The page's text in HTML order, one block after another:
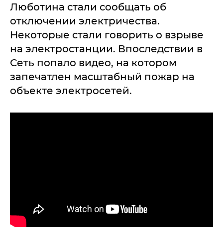
Люботина стали сообщать об
отключении электричества.
Некоторые стали говорить о взрыве
на электростанции. Впоследствии в
Сеть попало видео, на котором
запечатлен масштабный пожар на
объекте электросетей.